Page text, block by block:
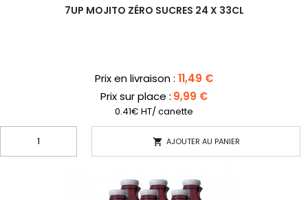
7UP MOJITO ZÉRO SUCRES 24 X 33CL
Prix
Prix en livraison : 11,49 €
Prix sur place : 9,99 €
0.41€ HT/ canette
 AJOUTER AU PANIER